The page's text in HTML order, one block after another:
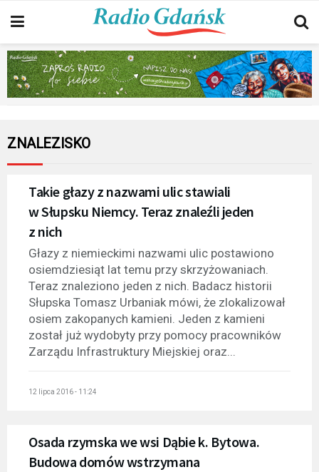
ZNALEZISKO
Takie głazy z nazwami ulic stawiali
w Słupsku Niemcy. Teraz znaleźli jeden
z nich
Głazy z niemieckimi nazwami ulic postawiono
osiemdziesiąt lat temu przy skrzyżowaniach.
Teraz znaleziono jeden z nich. Badacz historii
Słupska Tomasz Urbaniak mówi, że zlokalizował
osiem zakopanych kamieni. Jeden z kamieni
został już wydobyty przy pomocy pracowników
Zarządu Infrastruktury Miejskiej oraz...
12 lipca 2016 - 11:24
Osada rzymska we wsi Dąbie k. Bytowa.
Budowa domów wstrzymana